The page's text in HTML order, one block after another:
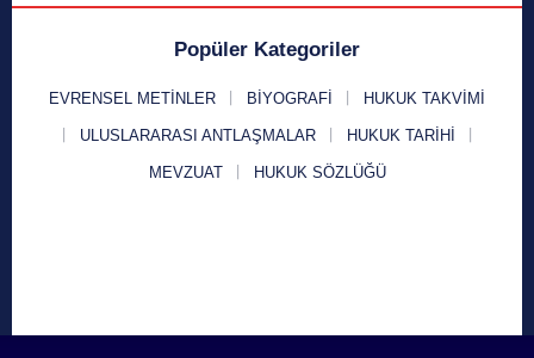
Popüler Kategoriler
EVRENSEL METINLER BIYOGRAFI HUKUK TAKVIMI
ULUSLARARASI ANTLAŞMALAR HUKUK TARIHI
MEVZUAT HUKUK SÖZLÜĞÜ